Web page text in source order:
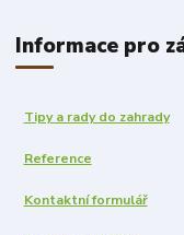
Informace pro
Tipy a rady do zahrady
Reference
Kontaktní formulář